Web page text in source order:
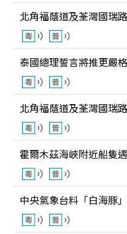
北角福蔭道及荃灣國瑞
泰國總理誓言將推更嚴
北角福蔭道及荃灣國瑞
霍爾木茲海峽附近船隻
中央氣象台料「白海豚